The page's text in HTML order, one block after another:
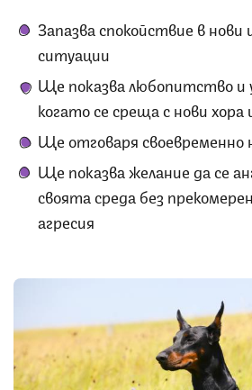
Запазва спокойствие в
ситуации
Ще показва любопитство и
когато се среща с нови
Ще отговаря своевременно
Ще показва желание да се
своята среда без
агресия